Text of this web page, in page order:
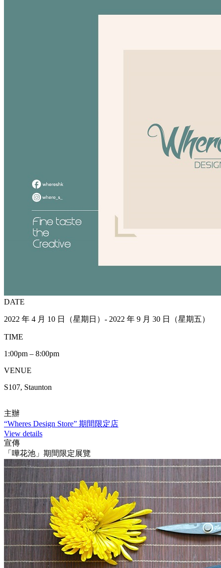
DATE
2022 年 4 月 10 日（星期日）- 2022 年 9 月 30 日（星期五）
TIME
1:00pm – 8:00pm
VENUE
S107, Staunton
主辦
“Wheres Design Store” 期間限定店
View details
宣傳
「嘩花池」期間限定展覽